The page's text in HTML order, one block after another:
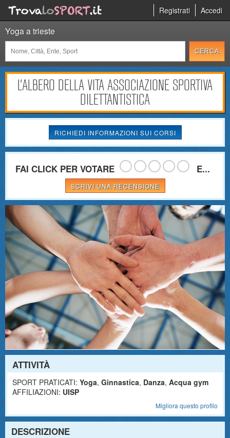
Registrati Accedi
Yoga a trieste
L'ALBERO DELLA VITA ASSOCIAZIONE SPORTIVA
DILETTANTISTICA
RICHIEDI INFORMAZIONI SUI CORSI
FAI CLICK PER VOTARE E...
SCRIVI UNA RECENSIONE
ATTIVITÀ
SPORT PRATICATI: Yoga, Ginnastica, Danza, Acqua gym
AFFILIAZIONI: UISP
Migliora questo profilo
DESCRIZIONE